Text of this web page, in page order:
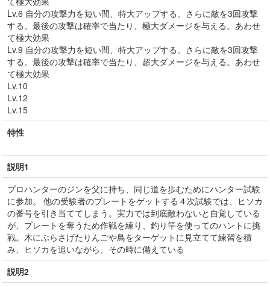
Lv.6 自分の攻撃力を短い間、特大アップする。さらに敵を3回攻撃
する。最後の攻撃は確率で当たり、極大ダメージを与える。あわせ
て極大効果
Lv.9 自分の攻撃力を短い間、特大アップする。さらに敵を3回攻撃
する。最後の攻撃は確率で当たり、超大ダメージを与える。あわせ
て極大効果
Lv.10
Lv.12
Lv.15
特性
説明1
プロハンターのジンを父に持ち、同じ道を歩むためにハンター試験
に参加。 他の受験者のプレートをゲットする４次試験では、ヒソカ
の番号を引き当ててしまう。実力では到底敵わないと自覚している
が、プレートを奪うため作戦を練り、釣り竿を使ってのハントに挑
戦。木にぶらさげたりんごや鳥をターゲットに見立てて練習を積
み、ヒソカを追いながら、その時に備えている
説明2